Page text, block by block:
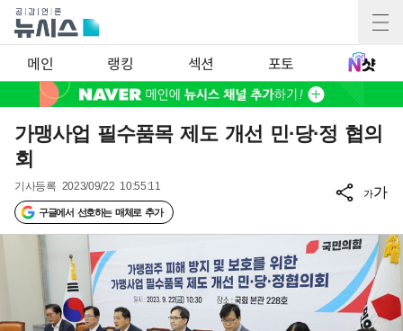
메인 랭킹 섹션 포토
가맹사업 필수품목 제도 개선 민·당·정 협의
회
기사등록 2023/09/22 10:55:11
구글에서 선호하는 매체로 추가
가가